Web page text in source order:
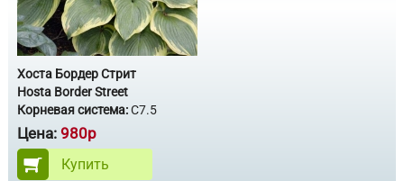
Хоста Бордер Стрит
Hosta Border Street
Корневая система:С7.5
Цена: 980р
Купить